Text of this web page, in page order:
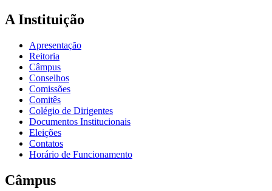
A Instituição
Apresentação
Reitoria
Câmpus
Conselhos
Comissões
Comitês
Colégio de Dirigentes
Documentos Institucionais
Eleições
Contatos
Horário de Funcionamento
Câmpus